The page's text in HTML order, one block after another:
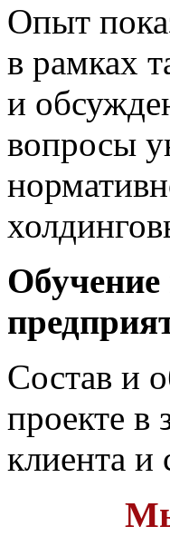
Опыт
в рамках
и
вопросы
Состав и
проекте в
клиента и